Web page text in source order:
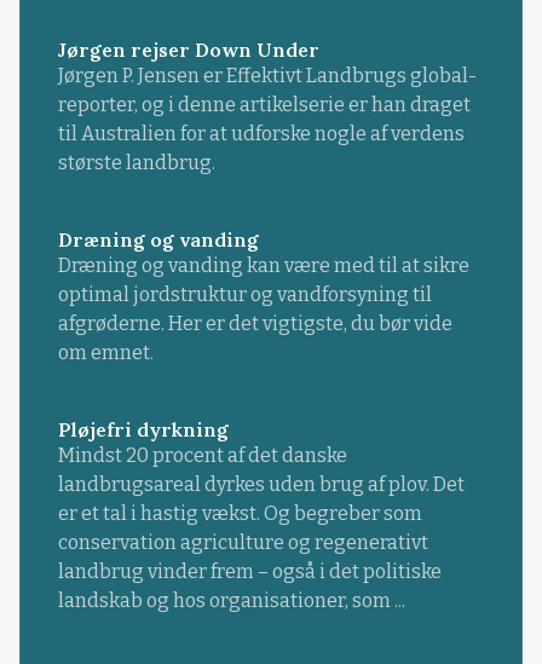
Jørgen rejser Down Under
Jørgen P. Jensen er Effektivt Landbrugs global-
reporter, og i denne artikelserie er han draget
til Australien for at udforske nogle af verdens
største landbrug.
Dræning og vanding
Dræning og vanding kan være med til at sikre
optimal jordstruktur og vandforsyning til
afgrøderne. Her er det vigtigste, du bør vide
om emnet.
Pløjefri dyrkning
Mindst 20 procent af det danske
landbrugsareal dyrkes uden brug af plov. Det
er et tal i hastig vækst. Og begreber som
conservation agriculture og regenerativt
landbrug vinder frem – også i det politiske
landskab og hos organisationer, som ...